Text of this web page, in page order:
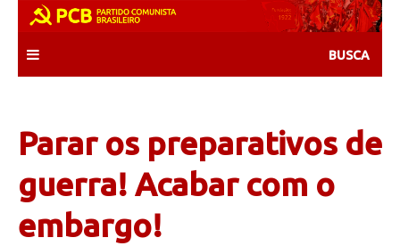
content
Parar os preparativos de
guerra! Acabar com o
embargo!